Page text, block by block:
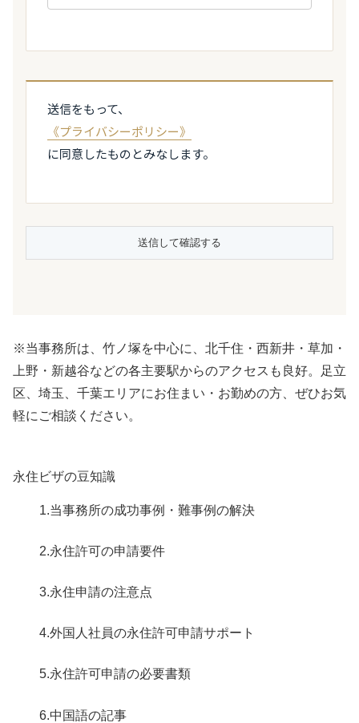
送信をもって、
《プライバシーポリシー》
に同意したものとみなします。
※当事務所は、竹ノ塚を中心に、北千住・西新井・草加・
上野・新越谷などの各主要駅からのアクセスも良好。足立
区、埼玉、千葉エリアにお住まい・お勤めの方、ぜひお気
軽にご相談ください。
永住ビザの豆知識
1.当事務所の成功事例・難事例の解決
2.永住許可の申請要件
3.永住申請の注意点
4.外国人社員の永住許可申請サポート
5.永住許可申請の必要書類
6.中国語の記事